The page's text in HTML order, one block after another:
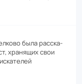
была расска­
хранящих свои